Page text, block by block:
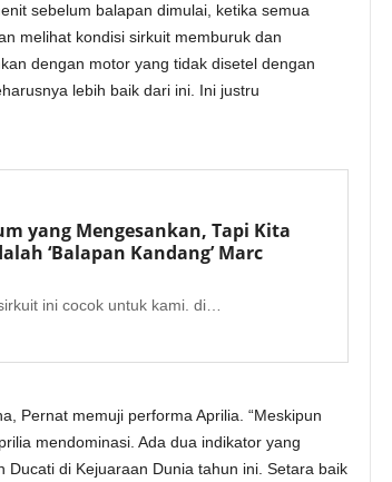
sebelum balapan dimulai, ketika semua
melihat kondisi sirkuit memburuk dan
dengan motor yang tidak disetel dengan
lebih baik dari ini. Ini justru
yang Mengesankan, Tapi Kita
‘Balapan Kandang’ Marc
ini cocok untuk kami. di…
Pernat memuji performa Aprilia. “Meskipun
mendominasi. Ada dua indikator yang
di Kejuaraan Dunia tahun ini. Setara baik